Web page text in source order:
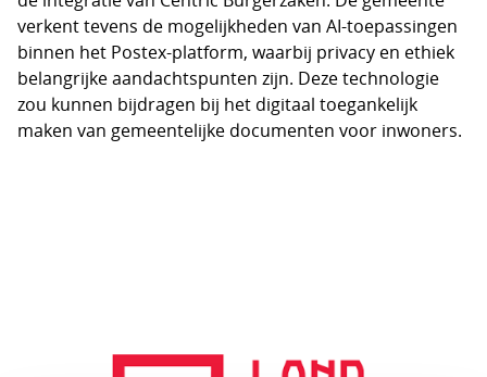
verkent tevens de mogelijkheden van AI-toepassingen
binnen het Postex-platform, waarbij privacy en ethiek
belangrijke aandachtspunten zijn. Deze technologie
zou kunnen bijdragen bij het digitaal toegankelijk
maken van gemeentelijke documenten voor inwoners.